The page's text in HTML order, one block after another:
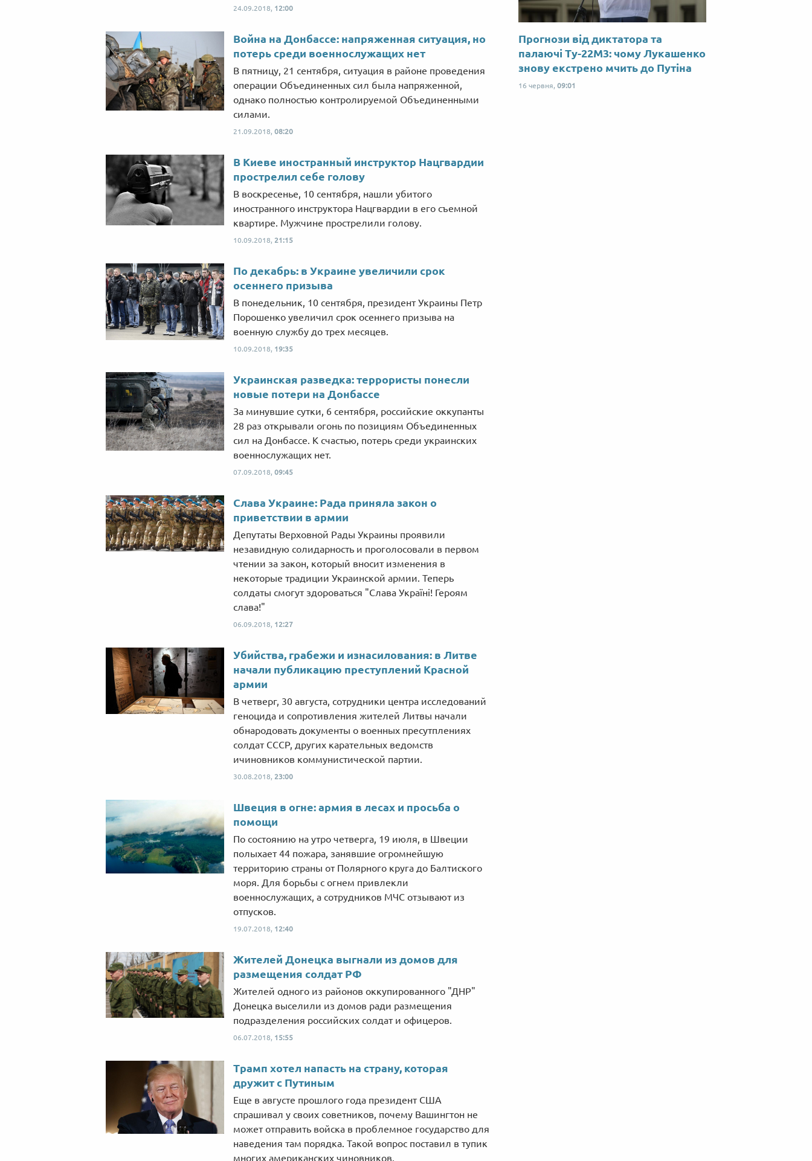
24.09.2018, 12:00
Война на Донбассе: напряженная ситуация, но
потерь среди военнослужащих нет
В пятницу, 21 сентября, ситуация в районе проведения
операции Объединенных сил была напряженной,
однако полностью контролируемой Объединенными
силами.
21.09.2018, 08:20
В Киеве иностранный инструктор Нацгвардии
прострелил себе голову
В воскресенье, 10 сентября, нашли убитого
иностранного инструктора Нацгвардии в его съемной
квартире. Мужчине прострелили голову.
10.09.2018, 21:15
По декабрь: в Украине увеличили срок
осеннего призыва
В понедельник, 10 сентября, президент Украины Петр
Порошенко увеличил срок осеннего призыва на
военную службу до трех месяцев.
10.09.2018, 19:35
Украинская разведка: террористы понесли
новые потери на Донбассе
За минувшие сутки, 6 сентября, российские оккупанты
28 раз открывали огонь по позициям Объединенных
сил на Донбассе. К счастью, потерь среди украинских
военнослужащих нет.
07.09.2018, 09:45
Слава Украине: Рада приняла закон о
приветствии в армии
Депутаты Верховной Рады Украины проявили
незавидную солидарность и проголосовали в первом
чтении за закон, который вносит изменения в
некоторые традиции Украинской армии. Теперь
солдаты смогут здороваться "Слава Україні! Героям
слава!"
06.09.2018, 12:27
Убийства, грабежи и изнасилования: в Литве
начали публикацию преступлений Красной
армии
В четверг, 30 августа, сотрудники центра исследований
геноцида и сопротивления жителей Литвы начали
обнародовать документы о военных пресутплениях
солдат СССР, других карательных ведомств
ичиновников коммунистической партии.
30.08.2018, 23:00
Швеция в огне: армия в лесах и просьба о
помощи
По состоянию на утро четверга, 19 июля, в Швеции
полыхает 44 пожара, занявшие огромнейшую
территорию страны от Полярного круга до Балтиского
моря. Для борьбы с огнем привлекли
военнослужащих, а сотрудников МЧС отзывают из
отпусков.
19.07.2018, 12:40
Жителей Донецка выгнали из домов для
размещения солдат РФ
Жителей одного из районов оккупированного "ДНР"
Донецка выселили из домов ради размещения
подразделения российских солдат и офицеров.
06.07.2018, 15:55
Трамп хотел напасть на страну, которая
дружит с Путиным
Еще в августе прошлого года президент США
спрашивал у своих советников, почему Вашингтон не
может отправить войска в проблемное государство для
наведения там порядка. Такой вопрос поставил в тупик
многих американских чиновников.
Прогнози від диктатора та
палаючі Ту-22М3: чому Лукашенко
знову екстрено мчить до Путіна
16 червня, 09:01